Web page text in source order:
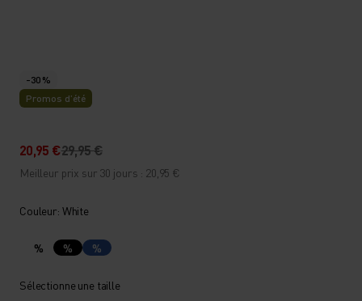
-30 %
Promos d’été
20,95 €29,95 €
Meilleur prix sur 30 jours : 20,95 €
Couleur: White
% % %
Sélectionne une taille